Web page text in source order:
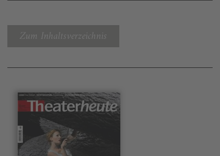
Zum Inhaltsverzeichnis